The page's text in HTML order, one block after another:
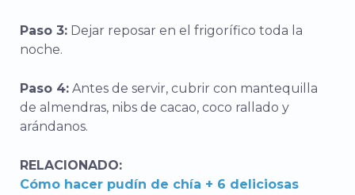
Paso 3: Dejar reposar en el frigorífico toda la
noche.
Paso 4: Antes de servir, cubrir con mantequilla
de almendras, nibs de cacao, coco rallado y
arándanos.
RELACIONADO:
Cómo hacer pudín de chía + 6 deliciosas